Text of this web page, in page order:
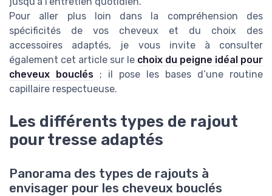
Pour aller plus loin dans la compréhension des
spécificités de vos cheveux et du choix des
accessoires adaptés, je vous invite à consulter
également cet article sur le choix du peigne idéal pour
cheveux bouclés ; il pose les bases d’une routine
capillaire respectueuse.
Les différents types de rajout
pour tresse adaptés
Panorama des types de rajouts à
envisager pour les cheveux bouclés